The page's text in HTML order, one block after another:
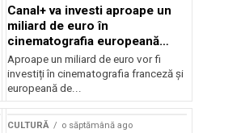
Canal+ va investi aproape un
miliard de euro în
cinematografia europeană
până în 2032
Aproape un miliard de euro vor fi
investiți în cinematografia franceză și
europeană de...
CULTURĂ o săptămână ago